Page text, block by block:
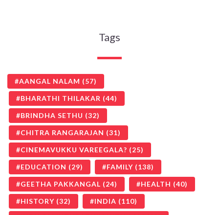
Tags
AANGAL NALAM (57)
BHARATHI THILAKAR (44)
BRINDHA SETHU (32)
CHITRA RANGARAJAN (31)
CINEMAVUKKU VAREEGALA? (25)
EDUCATION (29) FAMILY (138)
GEETHA PAKKANGAL (24) HEALTH (40)
HISTORY (32) INDIA (110)